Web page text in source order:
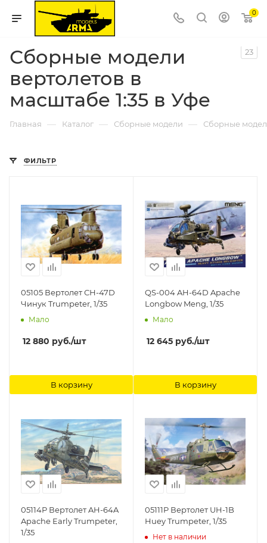
0
Сборные модели
вертолетов в
масштабе 1:35 в Уфе
23
Главная — Каталог — Сборные модели — Сборные
ФИЛЬТР
05105 Вертолет СН-47D
Чинук Trumpeter, 1/35
Мало
12 880 руб./шт
В корзину
QS-004 AH-64D Apache
Longbow Meng, 1/35
Мало
12 645 руб./шт
В корзину
05114P Вертолет AH-64A
Apache Early Trumpeter,
1/35
05111P Вертолет UH-1B
Huey Trumpeter, 1/35
Нет в наличии